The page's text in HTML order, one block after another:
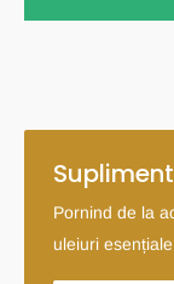
Pornind de la
uleiuri